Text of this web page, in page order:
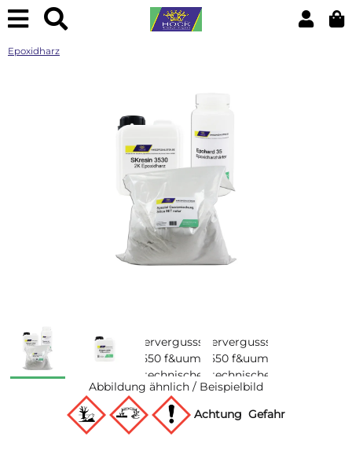
Epoxidharz
Abbildung ähnlich / Beispielbild
Achtung Gefahr